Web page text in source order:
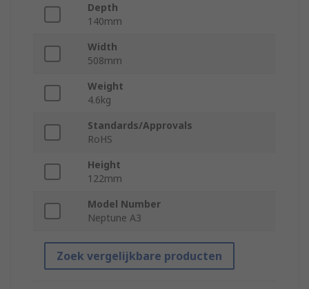
Depth
140mm
Width
508mm
Weight
4.6kg
Standards/Approvals
RoHS
Height
122mm
Model Number
Neptune A3
Zoek vergelijkbare producten